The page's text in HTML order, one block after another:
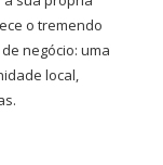
o tremendo
negócio: uma
local,